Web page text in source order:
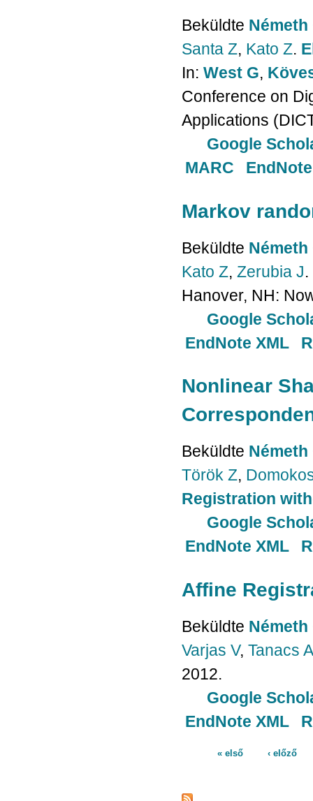
Beküldte Németh
Santa Z, Kato Z.
In: West G,
Conference on
Applications
Google
MARC
Markov
Beküldte Németh
Kato Z, Zerubia J.
Hanover, NH:
Google
EndNote XML
Nonlinear
Beküldte Németh
Török Z,
Registration
Google
EndNote XML
Affine
Beküldte Németh
Varjas V, Tanacs A
2012.
Google
EndNote XML
Oldalak« első ‹ előző